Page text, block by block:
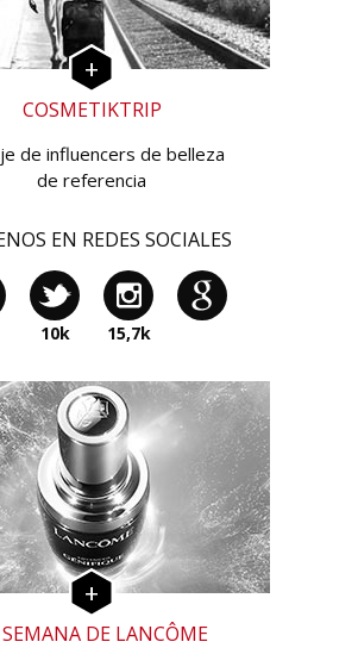
COSMETIKTRIP
de influencers de belleza
de referencia
EN REDES SOCIALES
10k 15,7k
DE LANCÔME